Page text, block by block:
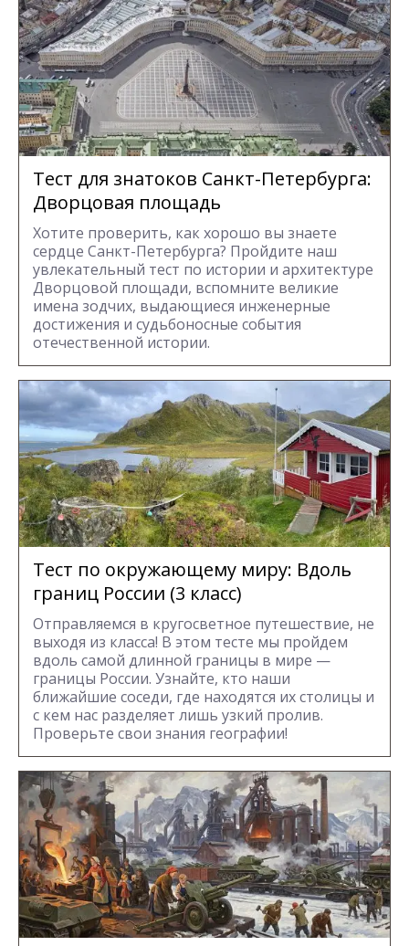
Тест для знатоков Санкт-Петербурга:
Дворцовая площадь
Хотите проверить, как хорошо вы знаете
сердце Санкт-Петербурга? Пройдите наш
увлекательный тест по истории и архитектуре
Дворцовой площади, вспомните великие
имена зодчих, выдающиеся инженерные
достижения и судьбоносные события
отечественной истории.
Тест по окружающему миру: Вдоль
границ России (3 класс)
Отправляемся в кругосветное путешествие, не
выходя из класса! В этом тесте мы пройдем
вдоль самой длинной границы в мире —
границы России. Узнайте, кто наши
ближайшие соседи, где находятся их столицы и
с кем нас разделяет лишь узкий пролив.
Проверьте свои знания географии!